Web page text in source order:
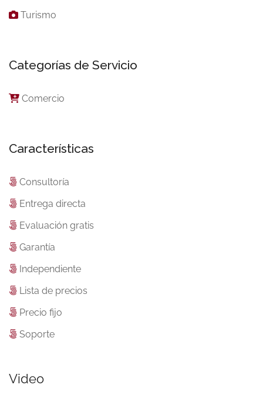
Turismo
Categorías de Servicio
Comercio
Características
Consultoría
Entrega directa
Evaluación gratis
Garantía
Independiente
Lista de precios
Precio fijo
Soporte
Video